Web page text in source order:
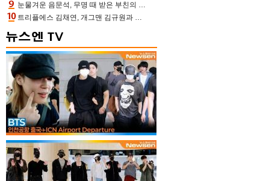
눈물겨운 음문석, 무명 때 받은 부친의 전재산→폐암 父 세상 떠나기 전 여행(유퀴즈)[어제TV]
트리플에스 김채연, 개그맨 김규원과 함께 프리뷰쇼 진행 [포토엔HD]